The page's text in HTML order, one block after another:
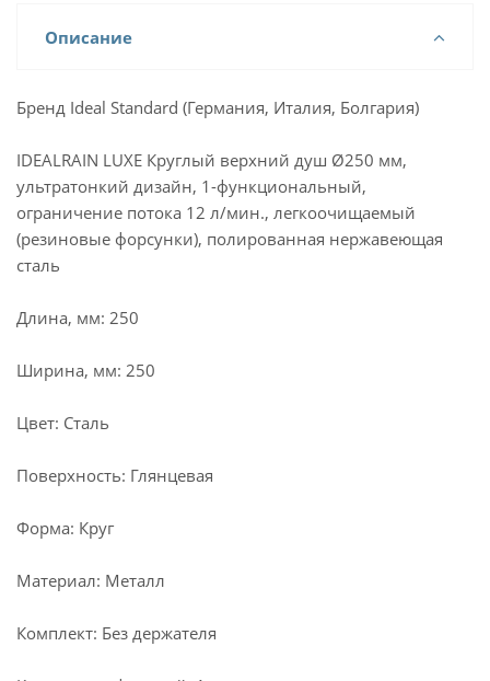
Описание
Бренд Ideal Standard (Германия, Италия, Болгария)
IDEALRAIN LUXE Круглый верхний душ Ø250 мм,
ультратонкий дизайн, 1-функциональный,
ограничение потока 12 л/мин., легкоочищаемый
(резиновые форсунки), полированная нержавеющая
сталь
Длина, мм: 250
Ширина, мм: 250
Цвет: Сталь
Поверхность: Глянцевая
Форма: Круг
Материал: Металл
Комплект: Без держателя